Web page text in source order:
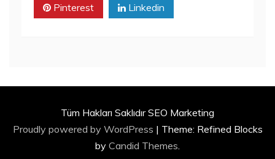
Pinterest Linkedin
Tüm Hakları Saklıdır SEO Marketing
Proudly powered by WordPress | Theme: Refined Blocks
by Candid Themes